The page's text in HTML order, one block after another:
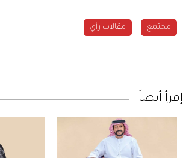
مجتمع مقالات رأي
إقرأ أيضاً